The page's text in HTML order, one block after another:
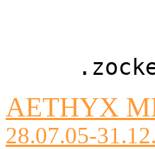
AETHYX
28.07.05-